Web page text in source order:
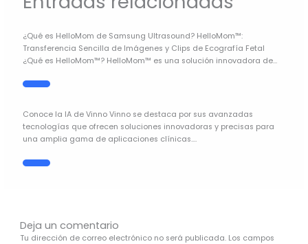
¿Qué es HelloMom de Samsung Ultrasound? HelloMom™:
Transferencia Sencilla de Imágenes y Clips de Ecografía Fetal
¿Qué es HelloMom™? HelloMom™ es una solución innovadora de…
Conoce la IA de Vinno Vinno se destaca por sus avanzadas
tecnologías que ofrecen soluciones innovadoras y precisas para
una amplia gama de aplicaciones clínicas.…
Deja un comentario
Tu dirección de correo electrónico no será publicada. Los campos